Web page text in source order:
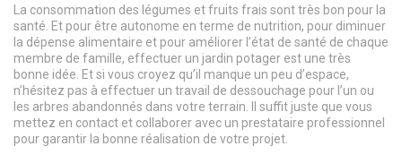
La consommation des légumes et fruits frais sont très bon pour la
santé. Et pour être autonome en terme de nutrition, pour diminuer
la dépense alimentaire et pour améliorer l’état de santé de chaque
membre de famille, effectuer un jardin potager est une très
bonne idée. Et si vous croyez qu’il manque un peu d’espace,
n’hésitez pas à effectuer un travail de dessouchage pour l’un ou
les arbres abandonnés dans votre terrain. Il suffit juste que vous
mettez en contact et collaborer avec un prestataire professionnel
pour garantir la bonne réalisation de votre projet.